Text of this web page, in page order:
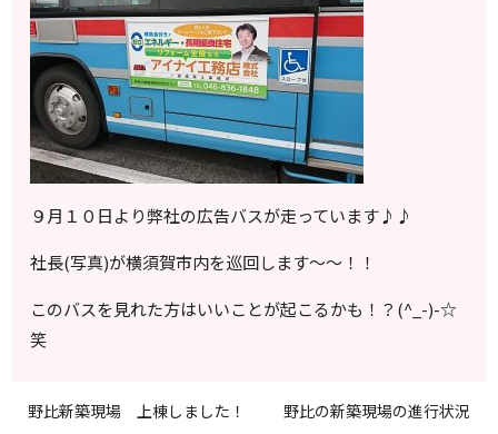
９月１０日より弊社の広告バスが走っています♪♪
社長(写真)が横須賀市内を巡回します～～！！
このバスを見れた方はいいことが起こるかも！？(^_-)-☆
笑
野比新築現場 上棟しました！ 野比の新築現場の進行状況